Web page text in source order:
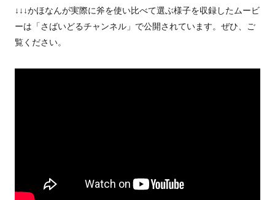
↓↓↓かほなんが実際に斧を使い比べて選ぶ様子を収録したムービ
ーは「さばいどるチャンネル」で公開されています。ぜひ、ご
覧ください。